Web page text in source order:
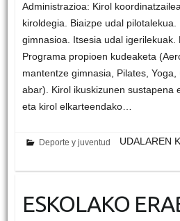
Administrazioa: Kirol
kiroldegia. Biaizpe udal
gimnasioa. Itsesia udal
Programa propioen kudeaketa
mantentze gimnasia, Pilates,
abar). Kirol ikuskizunen sustapena
eta kirol elkarteendako…
Deporte y juventud
UDALAREN
ESKOLAKO